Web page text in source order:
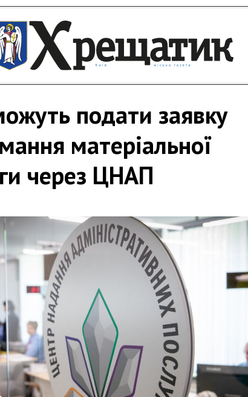
подати заявку
матеріальної
через ЦНАП